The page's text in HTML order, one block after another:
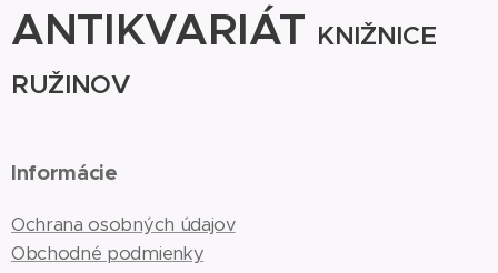
ANTIKVARIÁT KNIŽNICE
RUŽINOV
Informácie
Ochrana osobných údajov
Obchodné podmienky